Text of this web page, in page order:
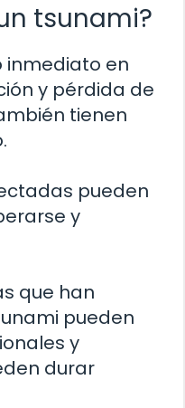
tsunami?
en
y pérdida de
tienen
pueden
y
que han
pueden
y
durar